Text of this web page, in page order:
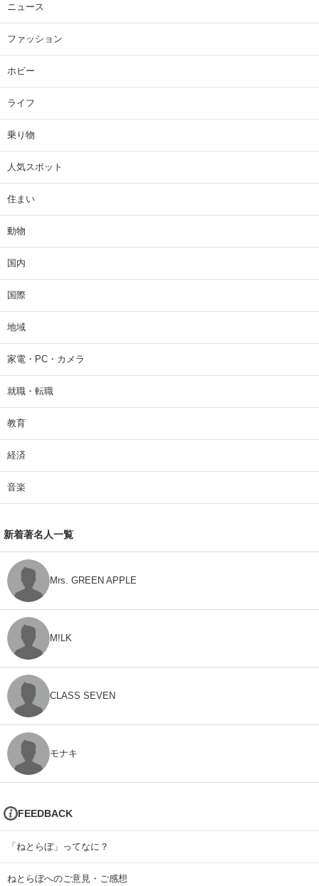
ニュース
ファッション
ホビー
ライフ
乗り物
人気スポット
住まい
動物
国内
国際
地域
家電・PC・カメラ
就職・転職
教育
経済
音楽
新着著名人一覧
Mrs. GREEN APPLE
M!LK
CLASS SEVEN
モナキ
FEEDBACK
「ねとらぼ」ってなに？
ねとらぼへのご意見・ご感想